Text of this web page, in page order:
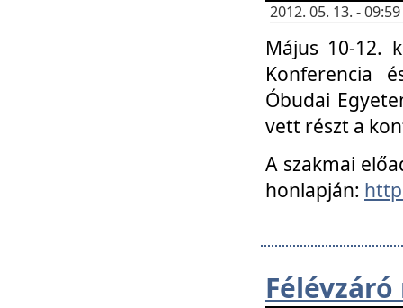
2012. 05. 13. -
Május 10-12.
Konferencia
Óbudai
vett részt a
A szakmai
honlapján: